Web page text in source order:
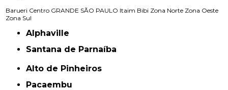
Barueri Centro GRANDE SÃO PAULO Itaim Bibi Zona Norte Zona Oeste
Zona Sul
Alphaville
Santana de Parnaíba
Alto de Pinheiros
Pacaembu